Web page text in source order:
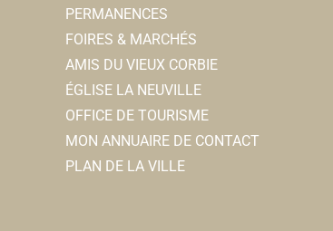
PERMANENCES
FOIRES & MARCHÉS
AMIS DU VIEUX CORBIE
ÉGLISE LA NEUVILLE
OFFICE DE TOURISME
MON ANNUAIRE DE CONTACT
PLAN DE LA VILLE